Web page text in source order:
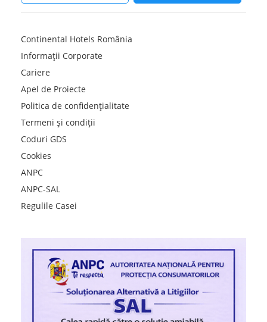
Continental Hotels România
Informații Corporate
Cariere
Apel de Proiecte
Politica de confidențialitate
Termeni și condiții
Coduri GDS
Cookies
ANPC
ANPC-SAL
Regulile Casei